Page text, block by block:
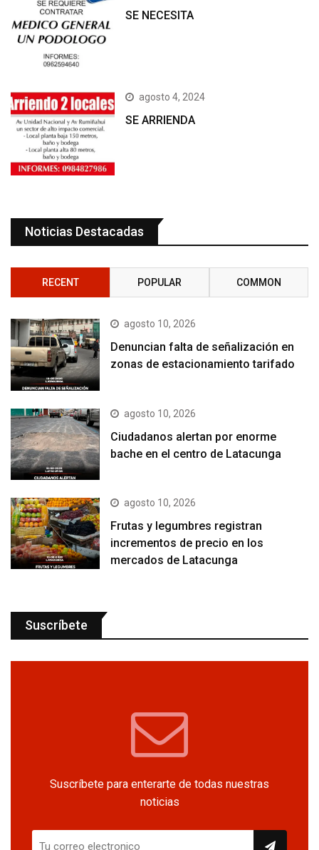
SE NECESITA
agosto 4, 2024
SE ARRIENDA
Noticias Destacadas
RECENT POPULAR COMMON
agosto 10, 2026
Denuncian falta de señalización en
zonas de estacionamiento tarifado
agosto 10, 2026
Ciudadanos alertan por enorme
bache en el centro de Latacunga
agosto 10, 2026
Frutas y legumbres registran
incrementos de precio en los
mercados de Latacunga
Suscríbete
Suscríbete para enterarte de todas nuestras
noticias